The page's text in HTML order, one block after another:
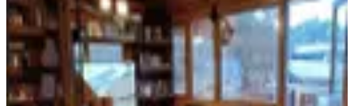
Balıkesir, Ayvalık
·100 m² 16.06.2025
32.000.000 ₺